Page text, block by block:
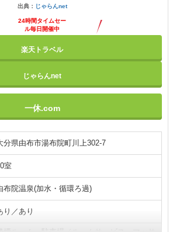
出典： じゃらんnet
24時間タイムセー
ル毎日開催中
楽天トラベル
じゃらんnet
一休.com
分県由布市湯布院町川上302-7
室
布院温泉(加水・循環ろ過)
り／あり